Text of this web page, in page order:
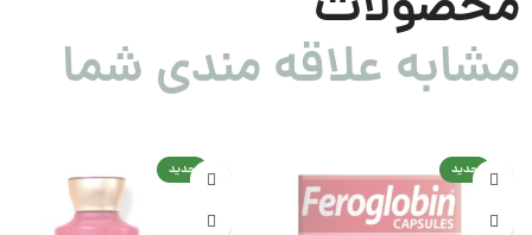
مشابه علاقه مندی شما
جدید جدید